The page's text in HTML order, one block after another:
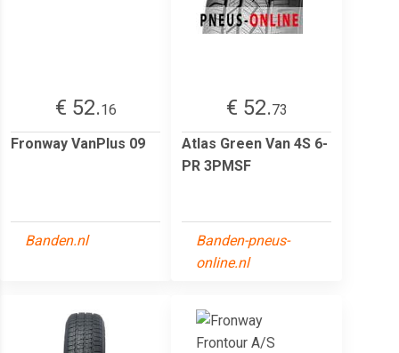
€ 52.16
Fronway VanPlus 09
Banden.nl
€ 52.73
Atlas Green Van 4S 6-
PR 3PMSF
Banden-pneus-
online.nl